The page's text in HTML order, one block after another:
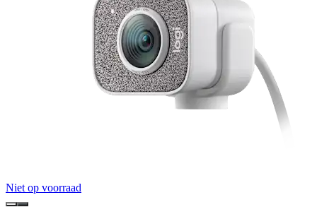
Niet op voorraad